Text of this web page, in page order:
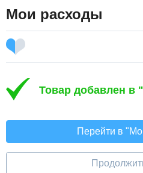
Мои расходы
Товар добавлен в
Перейти в